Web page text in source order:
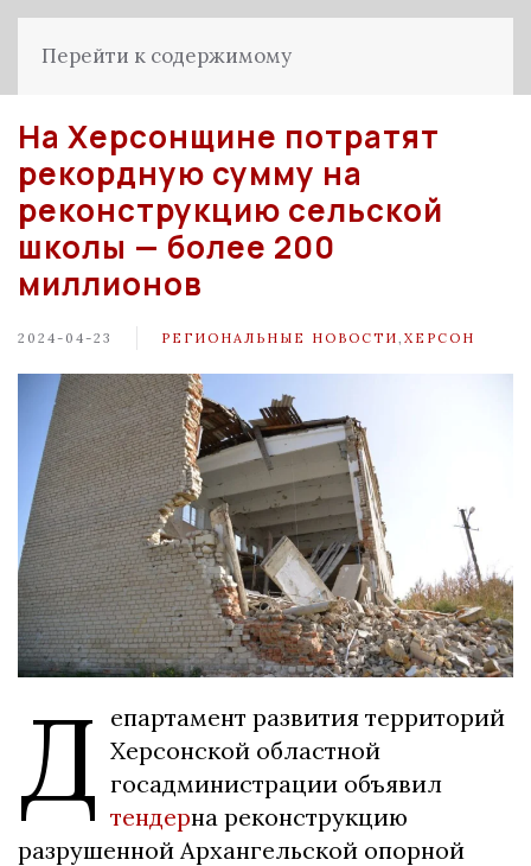
Перейти к содержимому
На Херсонщине потратят
рекордную сумму на
реконструкцию сельской
школы — более 200
миллионов
2024-04-23 РЕГИОНАЛЬНЫЕ НОВОСТИ ХЕРСОН
Д епартамент развития территорий
Херсонской областной
госадминистрации объявил
тендерна реконструкцию
разрушенной Архангельской опорной